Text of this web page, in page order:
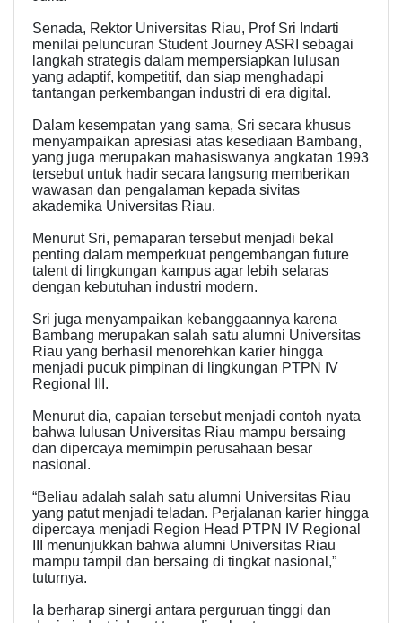
Senada, Rektor Universitas Riau, Prof Sri Indarti
menilai peluncuran Student Journey ASRI sebagai
langkah strategis dalam mempersiapkan lulusan
yang adaptif, kompetitif, dan siap menghadapi
tantangan perkembangan industri di era digital.
Dalam kesempatan yang sama, Sri secara khusus
menyampaikan apresiasi atas kesediaan Bambang,
yang juga merupakan mahasiswanya angkatan 1993
tersebut untuk hadir secara langsung memberikan
wawasan dan pengalaman kepada sivitas
akademika Universitas Riau.
Menurut Sri, pemaparan tersebut menjadi bekal
penting dalam memperkuat pengembangan future
talent di lingkungan kampus agar lebih selaras
dengan kebutuhan industri modern.
Sri juga menyampaikan kebanggaannya karena
Bambang merupakan salah satu alumni Universitas
Riau yang berhasil menorehkan karier hingga
menjadi pucuk pimpinan di lingkungan PTPN IV
Regional III.
Menurut dia, capaian tersebut menjadi contoh nyata
bahwa lulusan Universitas Riau mampu bersaing
dan dipercaya memimpin perusahaan besar
nasional.
“Beliau adalah salah satu alumni Universitas Riau
yang patut menjadi teladan. Perjalanan karier hingga
dipercaya menjadi Region Head PTPN IV Regional
III menunjukkan bahwa alumni Universitas Riau
mampu tampil dan bersaing di tingkat nasional,”
tuturnya.
Ia berharap sinergi antara perguruan tinggi dan